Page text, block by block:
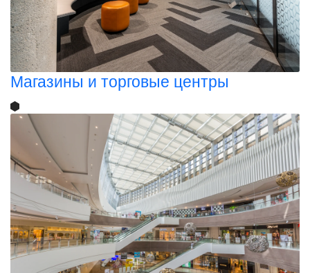
Магазины и торговые центры